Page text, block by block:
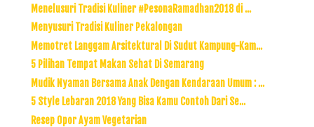
Menelusuri Tradisi Kuliner #PesonaRamadhan2018 di ...
Menyusuri Tradisi Kuliner Pekalongan
Memotret Langgam Arsitektural Di Sudut Kampung-Kam...
5 Pilihan Tempat Makan Sehat Di Semarang
Mudik Nyaman Bersama Anak Dengan Kendaraan Umum : ...
5 Style Lebaran 2018 Yang Bisa Kamu Contoh Dari Se...
Resep Opor Ayam Vegetarian